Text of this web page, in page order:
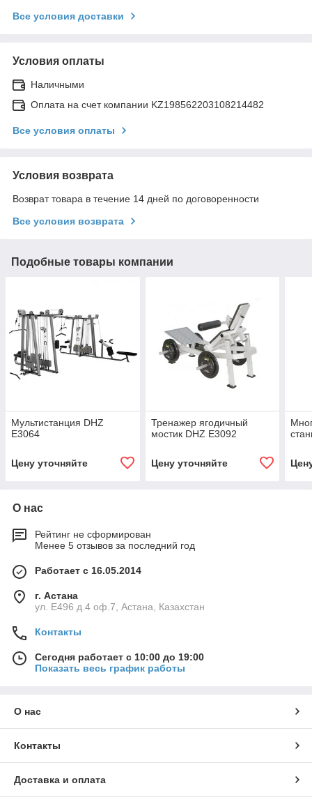
Все условия доставки
Условия оплаты
Наличными
Оплата на счет компании KZ198562203108214482
Все условия оплаты
Условия возврата
Возврат товара в течение 14 дней по договоренности
Все условия возврата
Подобные товары компании
Мультистанция DHZ
E3064
Цену уточняйте
Тренажер ягодичный
мостик DHZ E3092
Цену уточняйте
О нас
Рейтинг не сформирован
Менее 5 отзывов за последний год
Работает с 16.05.2014
г. Астана
ул. Е496 д.4 оф.7, Астана, Казахстан
Контакты
Сегодня работает с 10:00 до 19:00
Показать весь график работы
О нас
Контакты
Доставка и оплата